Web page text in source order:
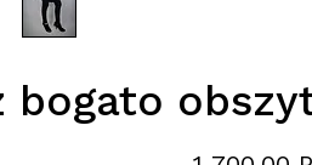
bogato